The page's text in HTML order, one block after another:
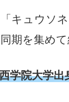
キュウソ
期を集めて
学院大学